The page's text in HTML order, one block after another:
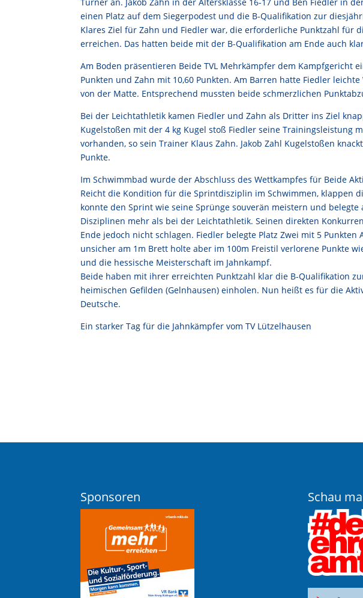
einen Platz auf dem Siegerpodest und die B-Qualifikation zur
Klares Ziel für Zahn und Fiedler war, die erforderliche Punktzahl für
erreichen. Das hatten beide mit der B-Qualifikation am Ende auch
Am Boden präsentieren Beide TVL Mehrkämpfer dem Kampfgericht
Punkten und Zahn mit 10,60 Punkten. Am Barren hatte Fiedler
von der Matte. Entsprechend mussten beide schmerzlichen
Bei der Leichtathletik kamen Fiedler und Zahn als Dritter ins Ziel
Kugelstoßen mit der 4 kg Kugel stoß Fiedler seine Trainingsleistung
vorhanden, so sein Trainer Klaus Zahn. Jakob Zahl Kugelstoßen
Punkte.
Im Schwimmbad wurde der Abschluss des Wettkampfes für Beide
Reicht die Kondition für die Sprintdisziplin im Schwimmen, klappen
konnte den Sprint wie seine Sprünge souverän meistern und
Disziplinen mehr als bei der Leichtathletik. Seinen direkten
Ende jedoch nicht schlagen. Fiedler belegte Platz Zwei mit 5 Punkten
unsicher am 1m Brett holte aber im 100m Freistil verlorene Punkte
und die hessische Meisterschaft im Jahnkampf.
Beide haben mit ihrer erreichten Punktzahl klar die B-Qualifikation
heimischen Gefilden (Gelnhausen) einholen. Nun heißt es für die
Deutsche.
Ein starker Tag für die Jahnkämpfer vom TV Lützelhausen
Sponsoren Schau